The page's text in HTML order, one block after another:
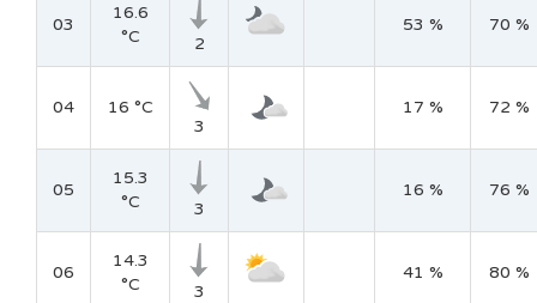
03
16.6
°C
2
53 % 70 %
04
16 °C
3
17 % 72 %
05
15.3
°C
3
16 % 76 %
06
14.3
°C
3
41 % 80 %